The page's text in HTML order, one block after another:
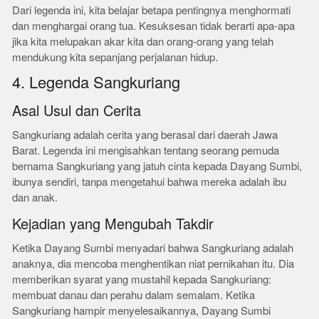
Dari legenda ini, kita belajar betapa pentingnya menghormati
dan menghargai orang tua. Kesuksesan tidak berarti apa-apa
jika kita melupakan akar kita dan orang-orang yang telah
mendukung kita sepanjang perjalanan hidup.
4. Legenda Sangkuriang
Asal Usul dan Cerita
Sangkuriang adalah cerita yang berasal dari daerah Jawa
Barat. Legenda ini mengisahkan tentang seorang pemuda
bernama Sangkuriang yang jatuh cinta kepada Dayang Sumbi,
ibunya sendiri, tanpa mengetahui bahwa mereka adalah ibu
dan anak.
Kejadian yang Mengubah Takdir
Ketika Dayang Sumbi menyadari bahwa Sangkuriang adalah
anaknya, dia mencoba menghentikan niat pernikahan itu. Dia
memberikan syarat yang mustahil kepada Sangkuriang:
membuat danau dan perahu dalam semalam. Ketika
Sangkuriang hampir menyelesaikannya, Dayang Sumbi